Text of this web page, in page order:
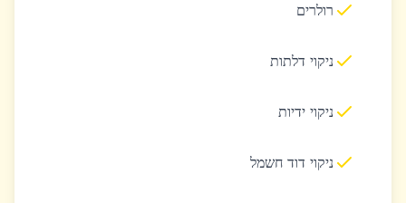
רולרים
ניקוי דלתות
ניקוי ידיות
ניקוי דוד חשמל